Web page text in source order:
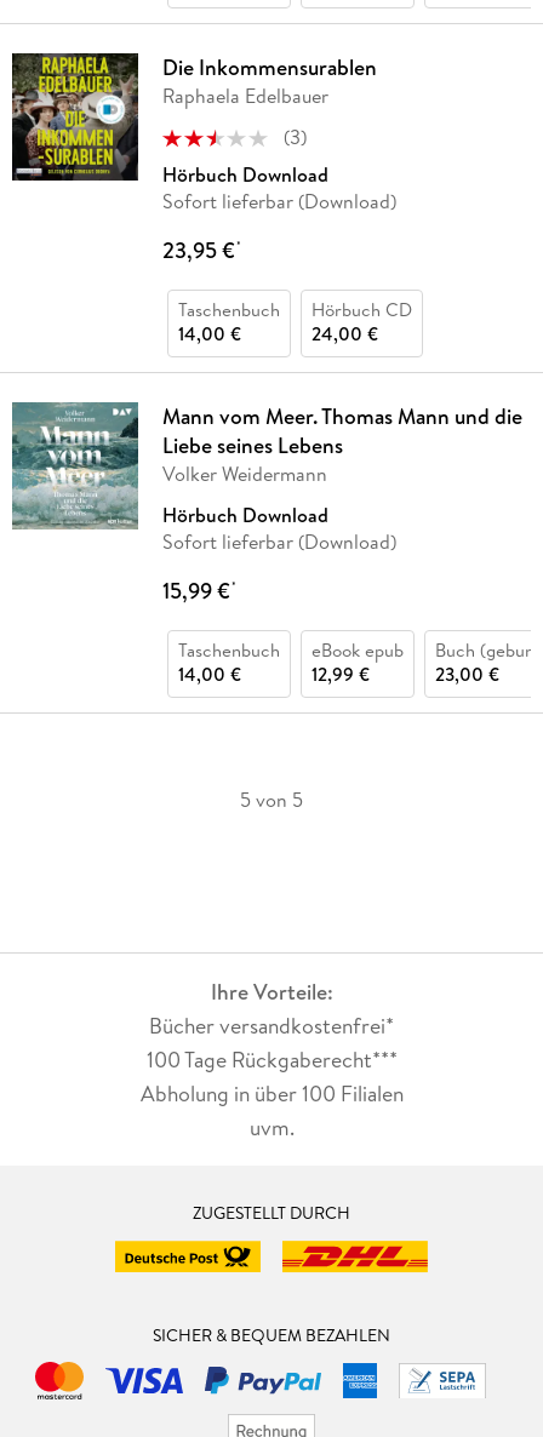
Die Inkommensurablen
Raphaela Edelbauer
(3)
Hörbuch Download
Sofort lieferbar (Download)
23,95 €*
Taschenbuch
14,00 €
Hörbuch CD
24,00 €
Mann vom Meer. Thomas Mann und die
Liebe seines Lebens
Volker Weidermann
Hörbuch Download
Sofort lieferbar (Download)
15,99 €*
Taschenbuch
14,00 €
eBook epub
12,99 €
Buch
23,00 €
5 von 5
Ihre Vorteile:
Bücher versandkostenfrei*
100 Tage Rückgaberecht***
Abholung in über 100 Filialen
uvm.
ZUGESTELLT DURCH
SICHER & BEQUEM BEZAHLEN